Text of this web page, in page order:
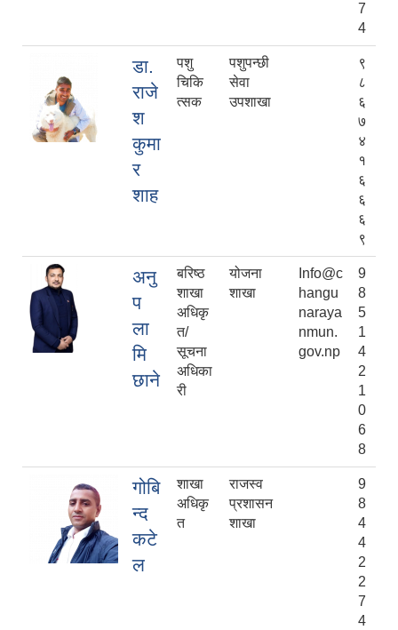
7
4
डा.
राजे
श
कुमा
र
शाह
पशु
चिकि
त्सक
पशुपन्छी
सेवा
उपशाखा
९
८
६
७
४
१
६
६
६
९
अनु
प
ला
मि
छाने
बरिष्ठ
शाखा
अधिकृ
त/
सूचना
अधिका
री
योजना
शाखा
Info@c
hangu
naraya
nmun.
gov.np
9
8
5
1
4
2
1
0
6
8
गोबि
न्द
कटे
ल
शाखा
अधिकृ
त
राजस्व
प्रशासन
शाखा
9
8
4
4
2
2
7
4